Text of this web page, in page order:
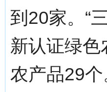
到20家。“
新认证绿
农产品29